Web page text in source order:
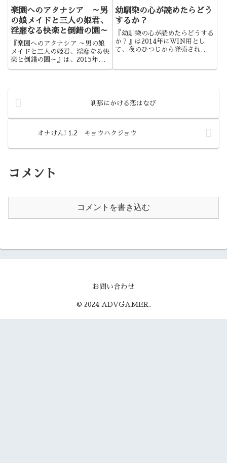
楽園へのアタナシア ～男
の娘メイドと三人の姫君、
淫靡なる快楽と倒錯の園～
『楽園へのアタナシア ～男の娘
メイドと三人の姫君、淫靡なる快
楽と倒錯の園～』は、2015年に
ね。
幼馴染の心が読めたらどう
するか？
『幼馴染の心が読めたらどうする
か？』は2014年にWIN用とし
て、夜のひつじから発売されまし
刹那にかける恋はなび
オナけん! 1.2 キョウハクジョウ
コメント
コメントを書き込む
お問い合わせ
© 2024 ADVGAMER.